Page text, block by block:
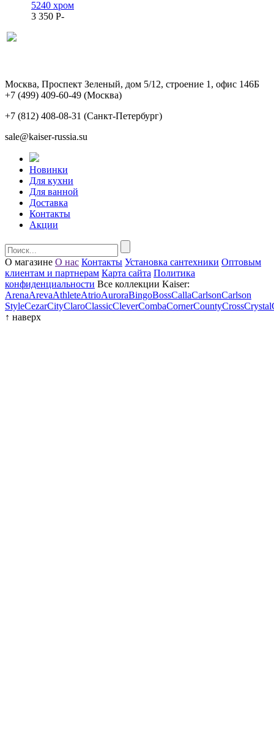
5240 хром
3 350 P-
Москва, Проспект Зеленый, дом 5/12, строение 1, офис 146Б
+7 (499) 409-60-49 (Москва)
+7 (812) 408-08-31 (Санкт-Петербург)
sale@kaiser-russia.su
Новинки
Для кухни
Для ванной
Доставка
Контакты
Акции
О магазине О нас Контакты Установка сантехники Оптовым
клиентам и партнерам Карта сайта Политика
конфиденциальности Все коллекции Kaiser:
ArenaArevaAthleteAtrioAuroraBingoBossCallaCarlsonCarlson
StyleCezarCityClaroClassicCleverCombaCornerCountyCrossCrystal
↑ наверх